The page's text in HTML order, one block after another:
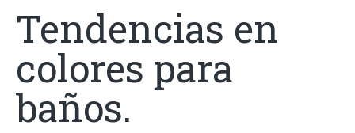
Tendencias en
colores para
baños.